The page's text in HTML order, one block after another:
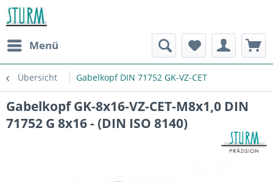
Menü
Übersicht Gabelkopf DIN 71752 GK-VZ-CET
Gabelkopf GK-8x16-VZ-CET-M8x1,0 DIN
71752 G 8x16 - (DIN ISO 8140)